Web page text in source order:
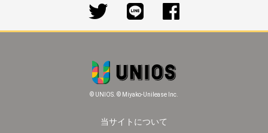
© UNIOS. © Miyako-Unilease Inc.
当サイトについて